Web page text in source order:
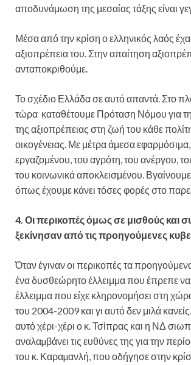
αποδυνάμωση της μεσαίας τάξης είναι
Μέσα από την κρίση ο ελληνικός λαός
αξιοπρέπεια του. Στην απαίτηση
ανταποκριθούμε.
Το σχέδιο Ελλάδα σε αυτό απαντά. Στο
τώρα καταθέτουμε Πρόταση Νόμου για
της αξιοπρέπειας στη ζωή του κάθε
οικογένειας. Με μέτρα άμεσα
εργαζομένου, του αγρότη, του ανέργου,
του κοινωνικά αποκλεισμένου.
όπως έχουμε κάνει τόσες φορές στο
4. Οι περικοπές όμως σε μισθούς και
ξεκίνησαν από τις προηγούμενες
Όταν έγιναν οι περικοπές τα
ένα δυσθεώρητο έλλειμμα που έπρεπε να
έλλειμμα που είχε κληρονομήσει στη
του 2004-2009 και γι αυτό δεν μιλά
αυτό χέρι-χέρι ο κ. Τσίπρας και η ΝΔ
αναλαµβάνει τις ευθύνες της για την
του κ. Καραµανλή, που οδήγησε στην